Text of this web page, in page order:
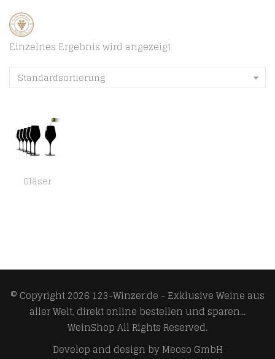
Einzelnes Ergebnis wird angezeigt
Standardsortierung
Gläser
© Copyright 2026 123-Winzer.de - Exklusive Weine aus
aller Welt, direkt online bestellen und sparen...
WeinShopAll Rights Reserved.
Develop and design byMeoso GmbH